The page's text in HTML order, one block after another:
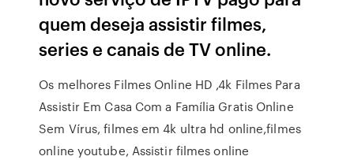
quem deseja assistir filmes,
series e canais de TV online.
Os melhores Filmes Online HD ,4k Filmes Para
Assistir Em Casa Com a Família Gratis Online
Sem Vírus, filmes em 4k ultra hd online,filmes
online youtube, Assistir filmes online